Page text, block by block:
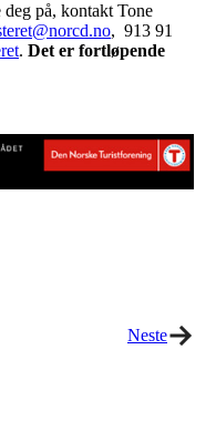
på, kontakt Tone
, 913 91
. Det er fortløpende
Neste